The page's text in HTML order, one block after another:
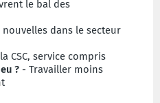
le bal des
nouvelles dans le secteur
CSC, service compris
? - Travailler moins